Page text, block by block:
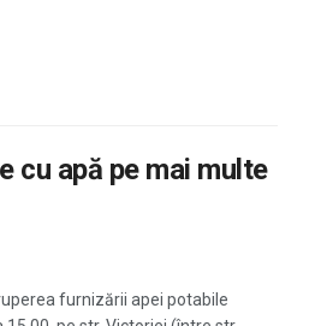
cu apă pe mai multe
furnizării apei potabile